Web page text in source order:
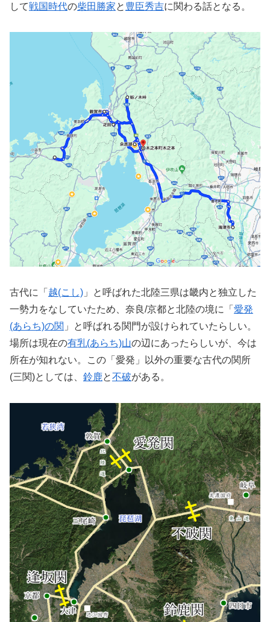
して戦国時代の柴田勝家と 豊臣秀吉に関わる話となる。
古代に「 越(こし) 」と呼ばれた北陸三県は畿内と独立した
一勢力をなしていたため、奈良/京都と北陸の境に「 愛発
(あらち)の関 」と呼ばれる関門が設けられていたらしい。
場所は現在の有乳(あらち)山の辺にあったらしいが、今は
所在が知れない。この「愛発」以外の重要な古代の関所
(三関)としては、 鈴鹿と不破がある。